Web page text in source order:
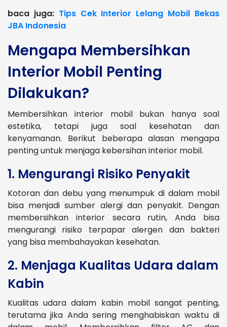
baca juga: Tips Cek Interior Lelang Mobil Bekas
JBA Indonesia
Mengapa Membersihkan
Interior Mobil Penting
Dilakukan?
Membersihkan interior mobil bukan hanya soal
estetika, tetapi juga soal kesehatan dan
kenyamanan. Berikut beberapa alasan mengapa
penting untuk menjaga kebersihan interior mobil.
1. Mengurangi Risiko Penyakit
Kotoran dan debu yang menumpuk di dalam mobil
bisa menjadi sumber alergi dan penyakit. Dengan
membersihkan interior secara rutin, Anda bisa
mengurangi risiko terpapar alergen dan bakteri
yang bisa membahayakan kesehatan.
2. Menjaga Kualitas Udara dalam
Kabin
Kualitas udara dalam kabin mobil sangat penting,
terutama jika Anda sering menghabiskan waktu di